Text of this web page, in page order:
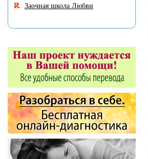
Заочная школа Любви